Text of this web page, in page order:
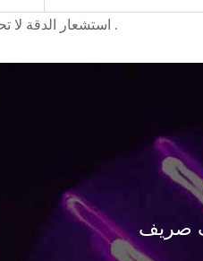
استشعار الدقة لا تحتوي على مصدر الخطأ من قراءة الجهاز .